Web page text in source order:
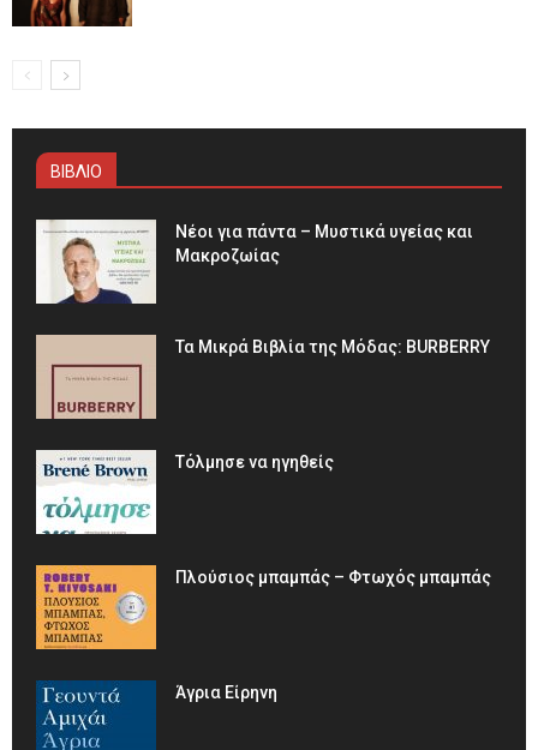
ΒΙΒΛΙΟ
Νέοι για πάντα – Μυστικά υγείας και
Μακροζωίας
Τα Μικρά Βιβλία της Μόδας: BURBERRY
Τόλμησε να ηγηθείς
Πλούσιος μπαμπάς – Φτωχός μπαμπάς
Άγρια Είρηνη